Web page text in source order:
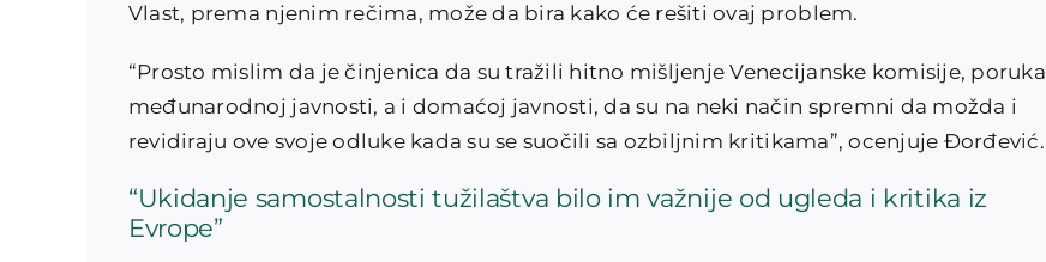
Vlast, prema njenim rečima, može da bira kako će rešiti ovaj problem.
“Prosto mislim da je činjenica da su tražili hitno mišljenje Venecijanske komisije, poruka
međunarodnoj javnosti, a i domaćoj javnosti, da su na neki način spremni da možda i
revidiraju ove svoje odluke kada su se suočili sa ozbiljnim kritikama”, ocenjuje Đorđević.
“Ukidanje samostalnosti tužilaštva bilo im važnije od ugleda i kritika iz
Evrope”